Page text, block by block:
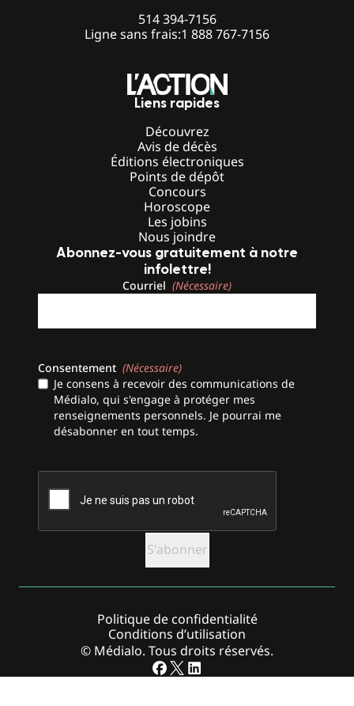
514 394-7156
Ligne sans frais:1 888 767-7156
Liens rapides
Découvrez
Avis de décès
Éditions électroniques
Points de dépôt
Concours
Horoscope
Les jobins
Nous joindre
Abonnez-vous gratuitement à notre
infolettre!
Courriel (Nécessaire)
Consentement (Nécessaire)
Je consens à recevoir des communications de
Médialo, qui s'engage à protéger mes
renseignements personnels. Je pourrai me
désabonner en tout temps.
CAPTCHA
© Médialo. Tous droits réservés.
Politique de confidentialité
Conditions d’utilisation